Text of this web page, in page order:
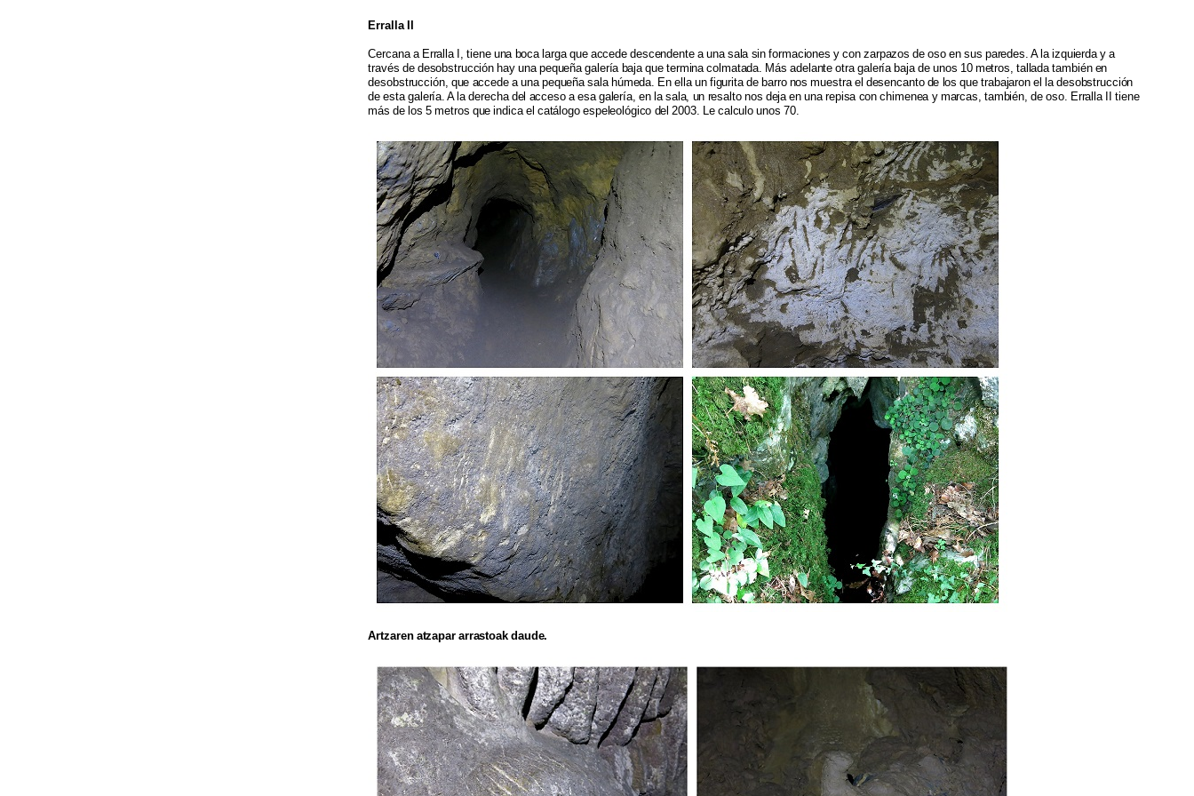
Erralla II
Cercana a Erralla I, tiene una boca larga que accede descendente a una sala sin formaciones y con zarpazos de oso en sus paredes. A la izquierda y a
través de desobstrucción hay una pequeña galería baja que termina colmatada. Más adelante otra galería baja de unos 10 metros, tallada también en
desobstrucción, que accede a una pequeña sala húmeda. En ella un figurita de barro nos muestra el desencanto de los que trabajaron el la desobstrucción
de esta galería. A la derecha del acceso a esa galería, en la sala, un resalto nos deja en una repisa con chimenea y marcas, también, de oso. Erralla II tiene
más de los 5 metros que indica el catálogo espeleológico del 2003. Le calculo unos 70.
Artzaren atzapar arrastoak daude.